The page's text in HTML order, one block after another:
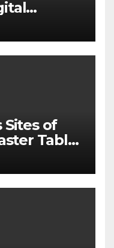
Tech
Sites of
Table